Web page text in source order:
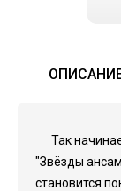
Так
"Звёзды
становится